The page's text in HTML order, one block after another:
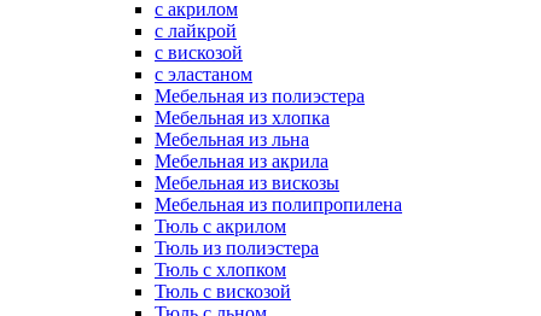
с акрилом
с лайкрой
с вискозой
с эластаном
Мебельная из полиэстера
Мебельная из хлопка
Мебельная из льна
Мебельная из акрила
Мебельная из вискозы
Мебельная из полипропилена
Тюль с акрилом
Тюль из полиэстера
Тюль с хлопком
Тюль с вискозой